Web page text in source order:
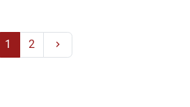
1 2 keyboard_arrow_right